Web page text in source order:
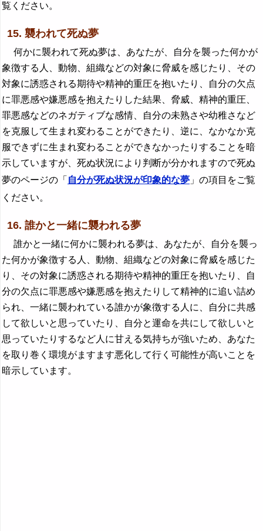
覧ください。
15. 襲われて死ぬ夢
何かに襲われて死ぬ夢は、あなたが、自分を襲った何かが
象徴する人、動物、組織などの対象に脅威を感じたり、その
対象に誘惑される期待や精神的重圧を抱いたり、自分の欠点
に罪悪感や嫌悪感を抱えたりした結果、脅威、精神的重圧、
罪悪感などのネガティブな感情、自分の未熟さや幼稚さなど
を克服して生まれ変わることができたり、逆に、なかなか克
服できずに生まれ変わることができなかったりすることを暗
示していますが、死ぬ状況により判断が分かれますので死ぬ
夢のページの「 自分が死ぬ状況が印象的な夢 」の項目をご覧
ください。
16. 誰かと一緒に襲われる夢
誰かと一緒に何かに襲われる夢は、あなたが、自分を襲っ
た何かが象徴する人、動物、組織などの対象に脅威を感じた
り、その対象に誘惑される期待や精神的重圧を抱いたり、自
分の欠点に罪悪感や嫌悪感を抱えたりして精神的に追い詰め
られ、一緒に襲われている誰かが象徴する人に、自分に共感
して欲しいと思っていたり、自分と運命を共にして欲しいと
思っていたりするなど人に甘える気持ちが強いため、あなた
を取り巻く環境がますます悪化して行く可能性が高いことを
暗示しています。